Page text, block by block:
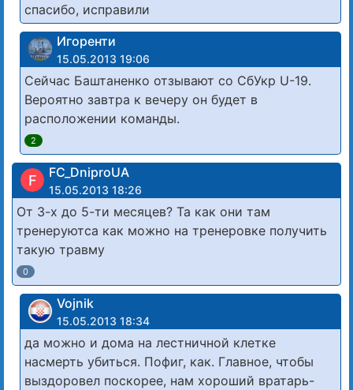
спасибо, исправили
Игоренти
15.05.2013 19:06
Сейчас Баштаненко отзывают со СбУкр U-19.
Вероятно завтра к вечеру он будет в
расположении команды.
2
F FC_DniproUA
15.05.2013 18:26
От 3-х до 5-ти месяцев? Та как они там
тренеруютса как можно на тренеровке получить
такую травму
0
Vojnik
15.05.2013 18:34
да можно и дома на лестничной клетке
насмерть убиться. Пофиг, как. Главное, чтобы
выздоровел поскорее, нам хороший вратарь-